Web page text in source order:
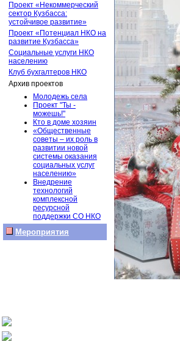
Проект «Некоммерческий
сектор Кузбасса:
устойчивое развитие»
Проект «Потенциал НКО на
развитие Кузбасса»
Социальные услуги НКО
населению
Клуб бухгалтеров НКО
Архив проектов
Молодежь села
Проект "Ты -
можешь!"
Кто в доме хозяин
«Общественные
советы – их роль в
развитии новой
системы оказания
социальных услуг
населению»
Внедрение
технологий
комплексной
ресурсной
поддержки СО НКО
Мероприятия